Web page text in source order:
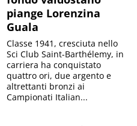
piange Lorenzina
Guala
Classe 1941, cresciuta nello
Sci Club Saint-Barthélemy, in
carriera ha conquistato
quattro ori, due argento e
altrettanti bronzi ai
Campionati Italian...